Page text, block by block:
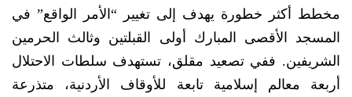
مخطط أكثر خطورة يهدف إلى تغيير “الأمر الواقع” في
المسجد الأقصى المبارك أولى القبلتين وثالث الحرمين
الشريفين. ففي تصعيد مقلق، تستهدف سلطات الاحتلال
أربعة معالم إسلامية تابعة للأوقاف الأردنية، متذرعة